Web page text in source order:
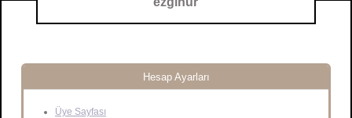
Hesap Ayarları
Üye Sayfası